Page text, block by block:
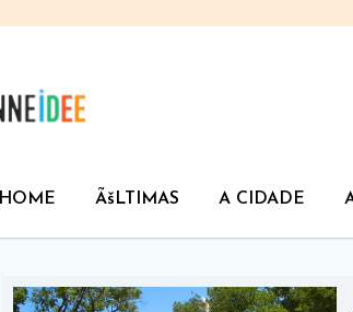
HOME ÃšLTIMAS A CIDADE